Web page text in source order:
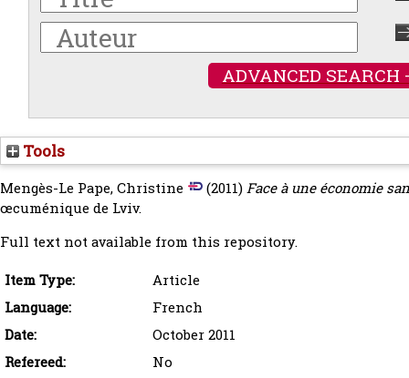
ADVANCED SEARCH
Tools
Mengès-Le Pape, Christine (2011)Face à une économie
œcuménique de Lviv.
Full text not available from this repository.
Item Type:
Article
Language:
French
Date:
October 2011
Refereed:
No